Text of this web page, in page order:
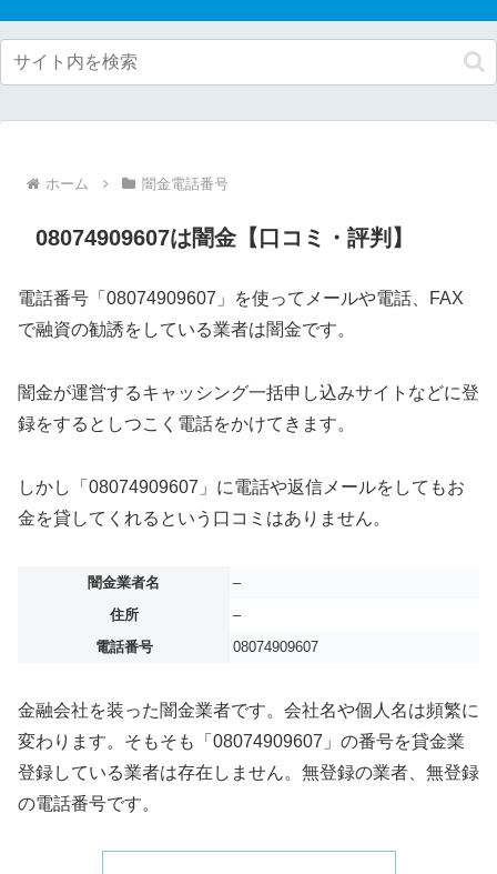
ホーム 闇金電話番号
08074909607は闇金【口コミ・評判】
電話番号「08074909607」を使ってメールや電話、FAX
で融資の勧誘をしている業者は闇金です。
闇金が運営するキャッシング一括申し込みサイトなどに登
録をするとしつこく電話をかけてきます。
しかし「08074909607」に電話や返信メールをしてもお
金を貸してくれるという口コミはありません。
闇金業者名
–
住所
–
電話番号
08074909607
金融会社を装った闇金業者です。会社名や個人名は頻繁に
変わります。そもそも「08074909607」の番号を貸金業
登録している業者は存在しません。無登録の業者、無登録
の電話番号です。